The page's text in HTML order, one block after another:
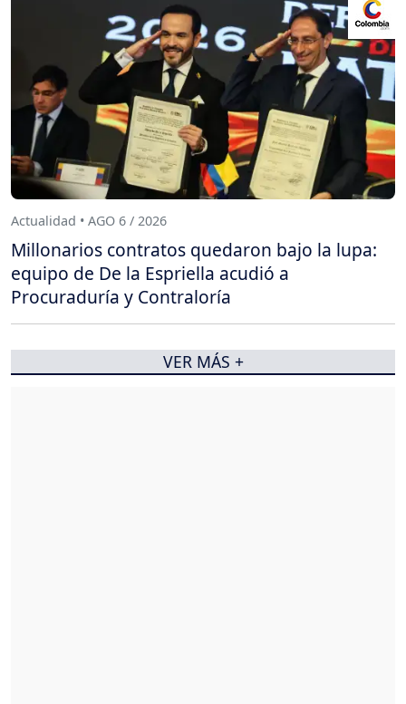
Actualidad • AGO 6 / 2026
Millonarios contratos quedaron bajo la lupa:
equipo de De la Espriella acudió a
Procuraduría y Contraloría
VER MÁS +